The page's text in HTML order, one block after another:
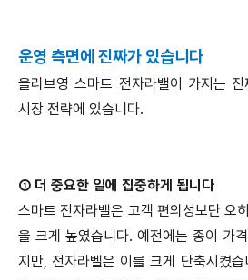
운영 측면에 진짜가 있습니다
올리브영 스마트 전자라밸이 가지는
시장 전략에 있습니다.
① 더 중요한 일에 집중하게 됩니다
스마트 전자라벨은 고객 편의성보단 오
을 크게 높였습니다. 예전에는 종이 가
지만, 전자라벨은 이를 크게 단축시켰